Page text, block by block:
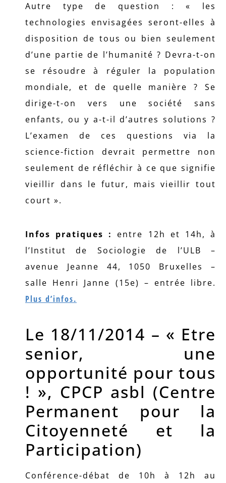
Autre type de question : « les
technologies envisagées seront-elles à
disposition de tous ou bien seulement
d’une partie de l’humanité ? Devra-t-on
se résoudre à réguler la population
mondiale, et de quelle manière ? Se
dirige-t-on vers une société sans
enfants, ou y a-t-il d’autres solutions ?
L’examen de ces questions via la
science-fiction devrait permettre non
seulement de réfléchir à ce que signifie
vieillir dans le futur, mais vieillir tout
court ».
Infos pratiques : entre 12h et 14h, à
l’Institut de Sociologie de l’ULB –
avenue Jeanne 44, 1050 Bruxelles –
salle Henri Janne (15e) – entrée libre.
Plus d’infos.
Le 18/11/2014 – « Etre
senior, une
opportunité pour tous
! », CPCP asbl (Centre
Permanent pour la
Citoyenneté et la
Participation)
Conférence-débat de 10h à 12h au